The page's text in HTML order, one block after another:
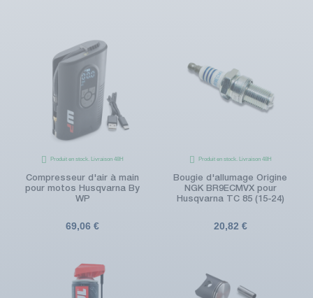
Produit en stock. Livraison 48H
Compresseur d'air à main
pour motos Husqvarna By
WP
69,06 €
Produit en stock. Livraison 48H
Bougie d'allumage Origine
NGK BR9ECMVX pour
Husqvarna TC 85 (15-24)
20,82 €